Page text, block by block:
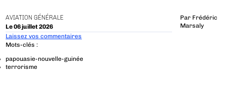
AVIATION GÉNÉRALE
Le 06 juillet 2026
Par Frédéric
Marsaly
Laissez vos commentaires
Mots-clés :
papouasie-nouvelle-guinée
terrorisme